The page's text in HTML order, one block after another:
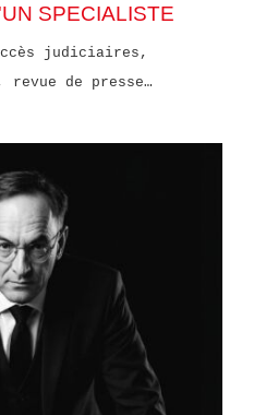
SPECIALISTE
judiciaires,
de presse…